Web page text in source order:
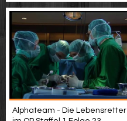
Alphateam - Die Lebensretter